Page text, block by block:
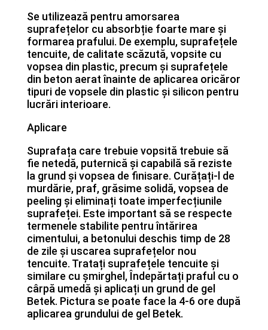
Se utilizează pentru amorsarea
suprafețelor cu absorbție foarte mare și
formarea prafului. De exemplu, suprafețele
tencuite, de calitate scăzută, vopsite cu
vopsea din plastic, precum și suprafețele
din beton aerat înainte de aplicarea oricăror
tipuri de vopsele din plastic și silicon pentru
lucrări interioare.
Aplicare
Suprafața care trebuie vopsită trebuie să
fie netedă, puternică și capabilă să reziste
la grund și vopsea de finisare. Curățați-l de
murdărie, praf, grăsime solidă, vopsea de
peeling și eliminați toate imperfecțiunile
suprafeței. Este important să se respecte
termenele stabilite pentru întărirea
cimentului, a betonului deschis timp de 28
de zile și uscarea suprafețelor nou
tencuite. Tratați suprafețele tencuite și
similare cu șmirghel, Îndepărtați praful cu o
cârpă umedă și aplicați un grund de gel
Betek. Pictura se poate face la 4-6 ore după
aplicarea grundului de gel Betek.